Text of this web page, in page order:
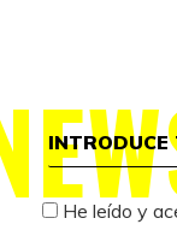
He leído y